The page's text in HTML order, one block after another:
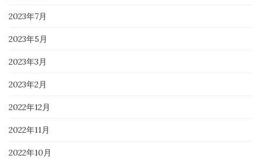
2023年7月
2023年5月
2023年3月
2023年2月
2022年12月
2022年11月
2022年10月